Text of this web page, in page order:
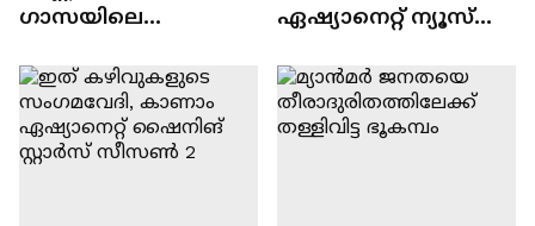
ഗാസയിലെ
കുഞ്ഞുങ്ങൾ
ഏഷ്യാനെറ്റ് ന്യൂസ്
സീസൺ 2